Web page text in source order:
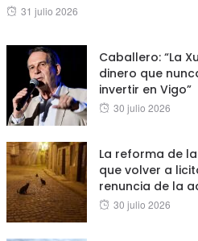
Posted
31 julio 2026
Caballero: “La
dinero que
invertir en Vigo”
Posted
30 julio 2026
La reforma de
que volver a
renuncia de la
Posted
30 julio 2026